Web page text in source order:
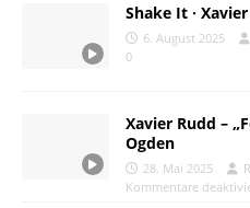
Shake It ·
6. August 2025
0
Xavier Rudd –
Ogden
28. Mai 2025
Kommentare